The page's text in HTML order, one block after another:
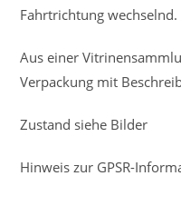
Fahrtrichtung
Aus einer
Verpackung mit
Zustand siehe Bilder
Hinweis zur GPSR-